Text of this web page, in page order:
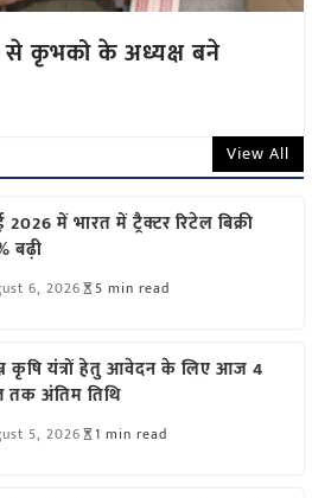
से कृभको के अध्यक्ष बने
View All
में भारत में ट्रैक्टर रिटेल बिक्री
बढ़ी
6, 2026 5 min read
कृषि यंत्रों हेतु आवेदन के लिए आज 4
तक अंतिम तिथि
5, 2026 1 min read